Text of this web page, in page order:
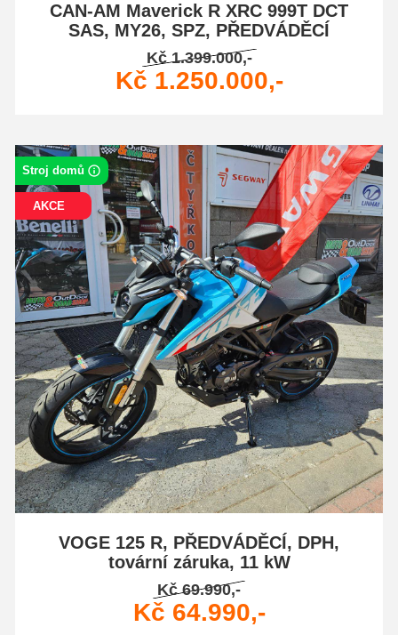
CAN-AM Maverick R XRC 999T DCT
SAS, MY26, SPZ, PŘEDVÁDĚCÍ
Kč 1.399.000,-
Kč 1.250.000,-
Stroj domů
AKCE
VOGE 125 R, PŘEDVÁDĚCÍ, DPH,
tovární záruka, 11 kW
Kč 69.990,-
Kč 64.990,-